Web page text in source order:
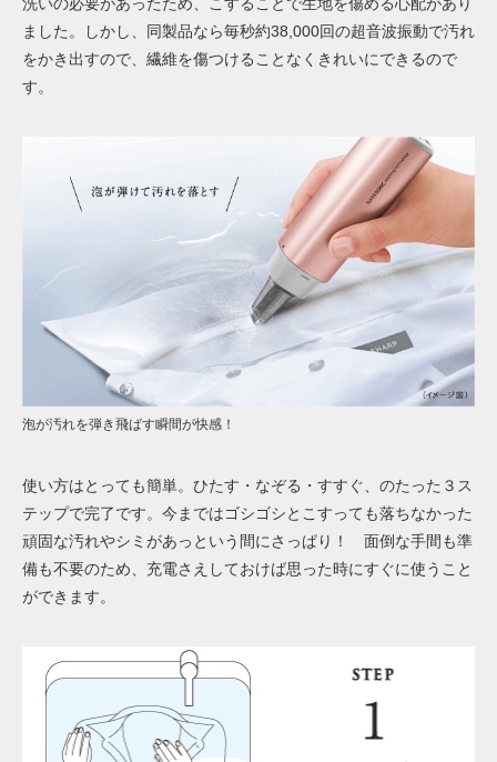
ました。しかし、同製品なら毎秒約38,000回の超音波振動で汚れ
をかき出すので、繊維を傷つけることなくきれいにできるので
す。
泡が汚れを弾き飛ばす瞬間が快感！
使い方はとっても簡単。ひたす・なぞる・すすぐ、のたった３ス
テップで完了です。今まではゴシゴシとこすっても落ちなかった
頑固な汚れやシミがあっという間にさっぱり！ 面倒な手間も準
備も不要のため、充電さえしておけば思った時にすぐに使うこと
ができます。